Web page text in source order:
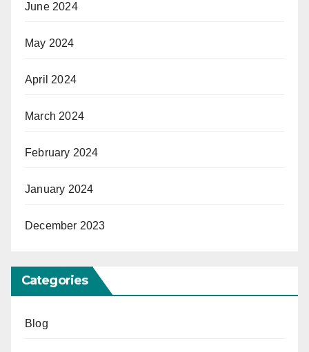
June 2024
May 2024
April 2024
March 2024
February 2024
January 2024
December 2023
Categories
Blog